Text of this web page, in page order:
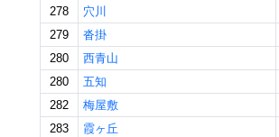
278
穴川
279
沓掛
280
西青山
280
五知
282
梅屋敷
283
霞ヶ丘